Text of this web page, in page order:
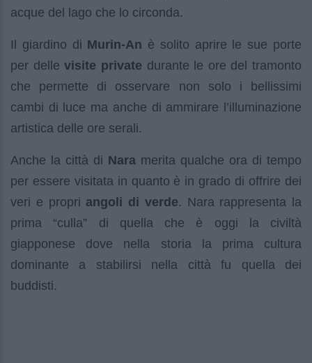
acque del lago che lo circonda.
Il giardino di Murin-An è solito aprire le sue porte
per dellevisite private durante le ore del tramonto
che permette di osservare non solo i bellissimi
cambi di luce ma anche di ammirare l’illuminazione
artistica delle ore serali.
Anche la città di Nara merita qualche ora di tempo
per essere visitata in quanto è in grado di offrire dei
veri e propri angoli di verde. Nara rappresenta la
prima “culla” di quella che è oggi la civiltà
giapponese dove nella storia la prima cultura
dominante a stabilirsi nella città fu quella dei
buddisti.